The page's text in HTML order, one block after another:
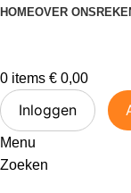
HOMEOVER ONS
0 items € 0,00
Inloggen
Menu
Zoeken